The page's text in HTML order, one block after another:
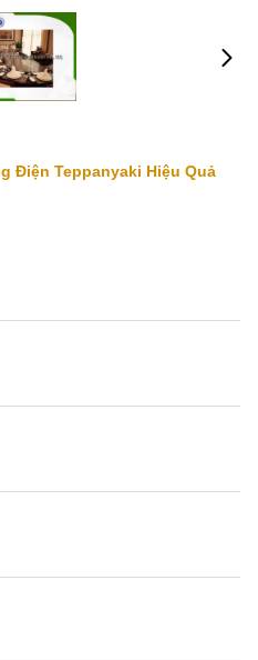
Điện Teppanyaki Hiệu Quả